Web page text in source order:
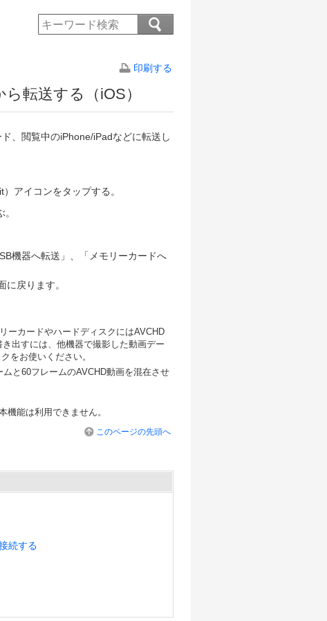
印刷する
転送する（iOS）
、閲覧中のiPhone/iPadなどに転送し
）アイコンをタップする。
機器へ転送 」、「 メモリーカードへ
戻ります。
ーカードやハードディスクにはAVCHD
出すには、他機器で撮影した動画デー
をお使いください。
と60フレームのAVCHD動画を混在させ
機能は利用できません。
このページの先頭へ
続する